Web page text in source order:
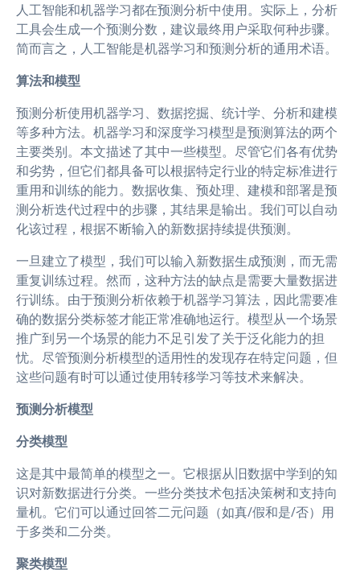
人工智能和机器学习都在预测分析中使用。实际上，分析
工具会生成一个预测分数，建议最终用户采取何种步骤。
简而言之，人工智能是机器学习和预测分析的通用术语。
算法和模型
预测分析使用机器学习、数据挖掘、统计学、分析和建模
等多种方法。机器学习和深度学习模型是预测算法的两个
主要类别。本文描述了其中一些模型。尽管它们各有优势
和劣势，但它们都具备可以根据特定行业的特定标准进行
重用和训练的能力。数据收集、预处理、建模和部署是预
测分析迭代过程中的步骤，其结果是输出。我们可以自动
化该过程，根据不断输入的新数据持续提供预测。
一旦建立了模型，我们可以输入新数据生成预测，而无需
重复训练过程。然而，这种方法的缺点是需要大量数据进
行训练。由于预测分析依赖于机器学习算法，因此需要准
确的数据分类标签才能正常准确地运行。模型从一个场景
推广到另一个场景的能力不足引发了关于泛化能力的担
忧。尽管预测分析模型的适用性的发现存在特定问题，但
这些问题有时可以通过使用转移学习等技术来解决。
预测分析模型
分类模型
这是其中最简单的模型之一。它根据从旧数据中学到的知
识对新数据进行分类。一些分类技术包括决策树和支持向
量机。它们可以通过回答二元问题（如真/假和是/否）用
于多类和二分类。
聚类模型